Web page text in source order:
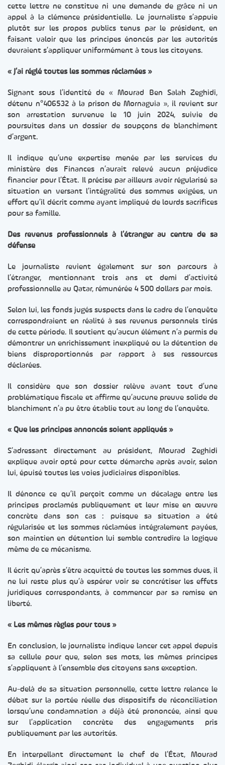
cette lettre ne constitue ni une demande de grâce ni un
appel à la clémence présidentielle. Le journaliste s’appuie
plutôt sur les propos publics tenus par le président, en
faisant valoir que les principes énoncés par les autorités
devraient s’appliquer uniformément à tous les citoyens.
« J’ai réglé toutes les sommes réclamées »
Signant sous l’identité de « Mourad Ben Salah Zeghidi,
détenu n°406532 à la prison de Mornaguia », il revient sur
son arrestation survenue le 10 juin 2024, suivie de
poursuites dans un dossier de soupçons de blanchiment
d’argent.
Il indique qu’une expertise menée par les services du
ministère des Finances n’aurait relevé aucun préjudice
financier pour l’État. Il précise par ailleurs avoir régularisé sa
situation en versant l’intégralité des sommes exigées, un
effort qu’il décrit comme ayant impliqué de lourds sacrifices
pour sa famille.
Des revenus professionnels à l’étranger au centre de sa
défense
Le journaliste revient également sur son parcours à
l’étranger, mentionnant trois ans et demi d’activité
professionnelle au Qatar, rémunérée 4 500 dollars par mois.
Selon lui, les fonds jugés suspects dans le cadre de l’enquête
correspondraient en réalité à ses revenus personnels tirés
de cette période. Il soutient qu’aucun élément n’a permis de
démontrer un enrichissement inexpliqué ou la détention de
biens disproportionnés par rapport à ses ressources
déclarées.
Il considère que son dossier relève avant tout d’une
problématique fiscale et affirme qu’aucune preuve solide de
blanchiment n’a pu être établie tout au long de l’enquête.
« Que les principes annoncés soient appliqués »
S’adressant directement au président, Mourad Zeghidi
explique avoir opté pour cette démarche après avoir, selon
lui, épuisé toutes les voies judiciaires disponibles.
Il dénonce ce qu’il perçoit comme un décalage entre les
principes proclamés publiquement et leur mise en œuvre
concrète dans son cas : puisque sa situation a été
régularisée et les sommes réclamées intégralement payées,
son maintien en détention lui semble contredire la logique
même de ce mécanisme.
Il écrit qu’après s’être acquitté de toutes les sommes dues, il
ne lui reste plus qu’à espérer voir se concrétiser les effets
juridiques correspondants, à commencer par sa remise en
liberté.
« Les mêmes règles pour tous »
En conclusion, le journaliste indique lancer cet appel depuis
sa cellule pour que, selon ses mots, les mêmes principes
s’appliquent à l’ensemble des citoyens sans exception.
Au-delà de sa situation personnelle, cette lettre relance le
débat sur la portée réelle des dispositifs de réconciliation
lorsqu’une condamnation a déjà été prononcée, ainsi que
sur l’application concrète des engagements pris
publiquement par les autorités.
En interpellant directement le chef de l’État, Mourad